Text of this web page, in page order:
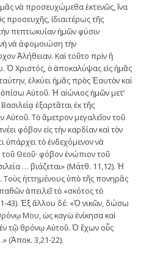
νὰ προσευχώμεθα ἐκτενῶς, ἵνα
προσευχῆς, ἰδιαιτέρως τῆς
πεπτωκυΐαν ἡμῶν φύσιν
νὰ ἀφομοιώση τὴν
Ἀλήθειαν. Καὶ τοῦτο πρὶν ἢ
Χριστός, ὁ ἀποκαλύψας εἰς ἡμᾶς
ἑλκύει ἡμᾶς πρὸς Ἑαυτὸν καὶ
Αὐτοῦ. Ἡ αἰώνιος ἡμῶν μετ’
ἐξαρτᾶται ἐκ τῆς
Αὐτοῦ. Τὸ ἄμετρον μεγαλεῖον τοῦ
φόβον εἰς τὴν καρδίαν καὶ τὸν
ὑπάρχει τὸ ἐνδεχόμενον νὰ
Θεοῦ· φόβον ἐνώπιον τοῦ
… βιάζεται» (Μάτθ. 11,12). Ἡ
Τοὺς ἡττημένους ὑπὸ τῆς πονηρᾶς
ἀπειλεῖ τὸ «σκότος τὸ
43). Ἐξ ἄλλου δέ: «Ὁ νικῶν, δώσω
Μου, ὡς καγὼ ἐνίκησα καὶ
τῷ θρόνῳ Αὐτοῦ. Ὁ ἔχων οὖς
(Ἀποκ. 3,21-22).